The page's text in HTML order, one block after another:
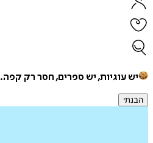
יש עוגיות, יש ספרים, חסר רק קפה.
הבנתי